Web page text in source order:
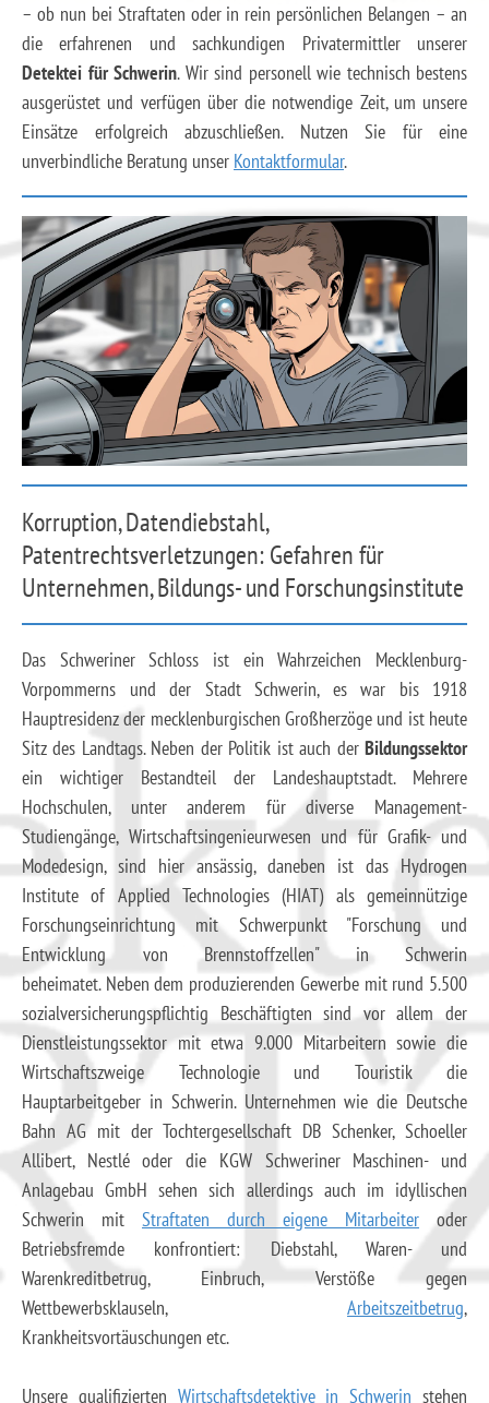
– ob nun bei Straftaten oder in rein persönlichen Belangen – an
die erfahrenen und sachkundigen Privatermittler unserer
Detektei für Schwerin. Wir sind personell wie technisch bestens
ausgerüstet und verfügen über die notwendige Zeit, um unsere
Einsätze erfolgreich abzuschließen. Nutzen Sie für eine
unverbindliche Beratung unser Kontaktformular.
Korruption, Datendiebstahl,
Patentrechtsverletzungen: Gefahren für
Unternehmen, Bildungs- und Forschungsinstitute
Das Schweriner Schloss ist ein Wahrzeichen Mecklenburg-
Vorpommerns und der Stadt Schwerin, es war bis 1918
Hauptresidenz der mecklenburgischen Großherzöge und ist heute
Sitz des Landtags. Neben der Politik ist auch der Bildungssektor
ein wichtiger Bestandteil der Landeshauptstadt. Mehrere
Hochschulen, unter anderem für diverse Management-
Studiengänge, Wirtschaftsingenieurwesen und für Grafik- und
Modedesign, sind hier ansässig, daneben ist das Hydrogen
Institute of Applied Technologies (HIAT) als gemeinnützige
Forschungseinrichtung mit Schwerpunkt "Forschung und
Entwicklung von Brennstoffzellen" in Schwerin
beheimatet. Neben dem produzierenden Gewerbe mit rund 5.500
sozialversicherungspflichtig Beschäftigten sind vor allem der
Dienstleistungssektor mit etwa 9.000 Mitarbeitern sowie die
Wirtschaftszweige Technologie und Touristik die
Hauptarbeitgeber in Schwerin. Unternehmen wie die Deutsche
Bahn AG mit der Tochtergesellschaft DB Schenker, Schoeller
Allibert, Nestlé oder die KGW Schweriner Maschinen- und
Anlagebau GmbH sehen sich allerdings auch im idyllischen
Schwerin mit Straftaten durch eigene Mitarbeiter oder
Betriebsfremde konfrontiert: Diebstahl, Waren- und
Warenkreditbetrug, Einbruch, Verstöße gegen
Wettbewerbsklauseln, Arbeitszeitbetrug,
Krankheitsvortäuschungen etc.
Unsere qualifizierten Wirtschaftsdetektive in Schwerin stehen